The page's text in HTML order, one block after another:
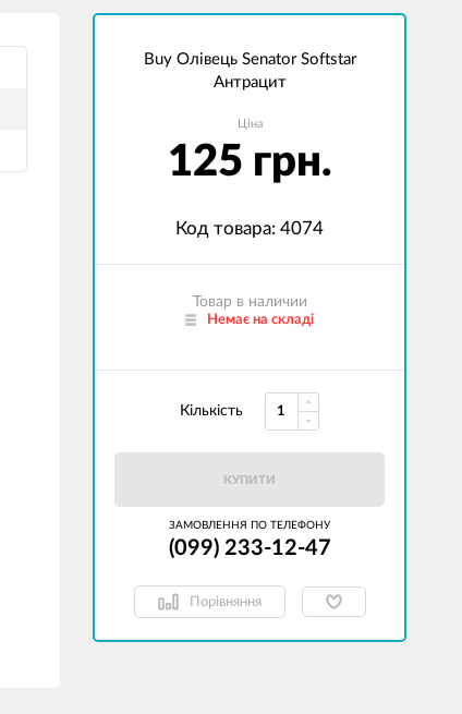
Buy Олівець Senator Softstar
Антрацит
Ціна
125 грн.
Код товара: 4074
Товар в наличии
Немає на складі
Кількість
КУПИТИ
ЗАМОВЛЕННЯ ПО ТЕЛЕФОНУ
(099) 233-12-47
Порівняння